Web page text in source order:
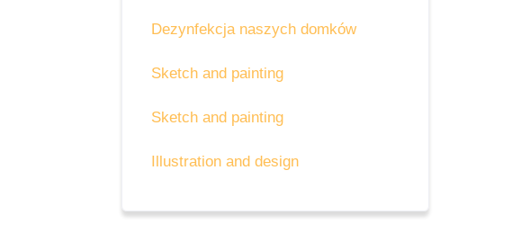
Dezynfekcja naszych domków
Sketch and painting
Sketch and painting
Illustration and design